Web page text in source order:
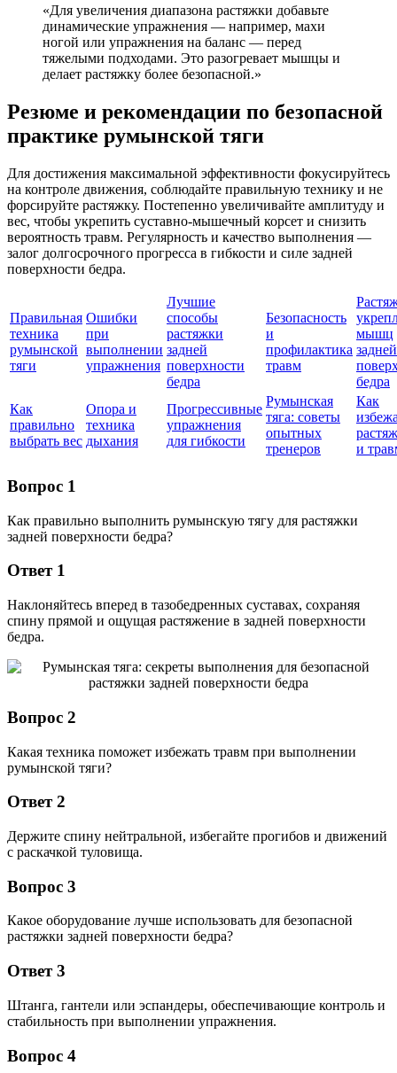
«Для увеличения диапазона растяжки добавьте
динамические упражнения — например, махи
ногой или упражнения на баланс — перед
тяжелыми подходами. Это разогревает мышцы и
делает растяжку более безопасной.»
Резюме и рекомендации по безопасной
практике румынской тяги
Для достижения максимальной эффективности фокусируйтесь
на контроле движения, соблюдайте правильную технику и не
форсируйте растяжку. Постепенно увеличивайте амплитуду и
вес, чтобы укрепить суставно-мышечный корсет и снизить
вероятность травм. Регулярность и качество выполнения —
залог долгосрочного прогресса в гибкости и силе задней
поверхности бедра.
Правильная
техника
румынской
тяги
Ошибки
при
выполнении
упражнения
Лучшие
способы
растяжки
задней
поверхности
бедра
Безопасность
и
профилактика
травм
мышц
задней
бедра
Как
правильно
выбрать вес
Опора и
техника
дыхания
Прогрессивные
упражнения
для гибкости
Румынская
тяга: советы
опытных
тренеров
Как
и
Вопрос 1
Как правильно выполнить румынскую тягу для растяжки
задней поверхности бедра?
Ответ 1
Наклоняйтесь вперед в тазобедренных суставах, сохраняя
спину прямой и ощущая растяжение в задней поверхности
бедра.
Вопрос 2
Какая техника поможет избежать травм при выполнении
румынской тяги?
Ответ 2
Держите спину нейтральной, избегайте прогибов и движений
с раскачкой туловища.
Вопрос 3
Какое оборудование лучше использовать для безопасной
растяжки задней поверхности бедра?
Ответ 3
Штанга, гантели или эспандеры, обеспечивающие контроль и
стабильность при выполнении упражнения.
Вопрос 4